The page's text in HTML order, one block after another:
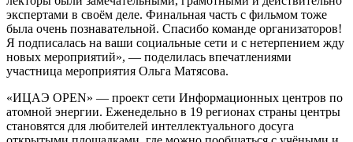
экспертами в своём деле. Финальная часть с фильмом тоже
была очень познавательной. Спасибо команде организаторов!
Я подписалась на ваши социальные сети и с нетерпением жду
новых мероприятий», — поделилась впечатлениями
участница мероприятия Ольга Матясова.
«ИЦАЭ OPEN» — проект сети Информационных центров по
атомной энергии. Еженедельно в 19 регионах страны центры
становятся для любителей интеллектуального досуга